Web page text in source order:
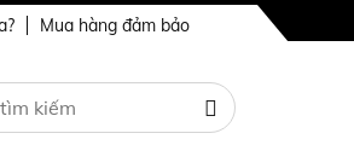
Mua hàng đảm bảo